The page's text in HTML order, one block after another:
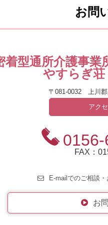
お問
着型通所介護事業
やすらぎ荘
〒081-0032 上川郡
アク
FAX：
E-mailでのご相談
お